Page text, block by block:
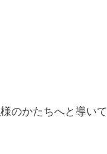
のかたちへと導いて